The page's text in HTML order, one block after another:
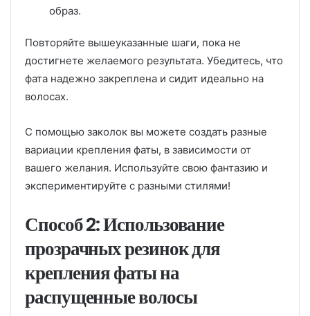
образ.
Повторяйте вышеуказанные шаги, пока не
достигнете желаемого результата. Убедитесь, что
фата надежно закреплена и сидит идеально на
волосах.
С помощью заколок вы можете создать разные
вариации крепления фаты, в зависимости от
вашего желания. Используйте свою фантазию и
экспериментируйте с разными стилями!
Способ 2: Использование
прозрачных резинок для
крепления фаты на
распущенные волосы